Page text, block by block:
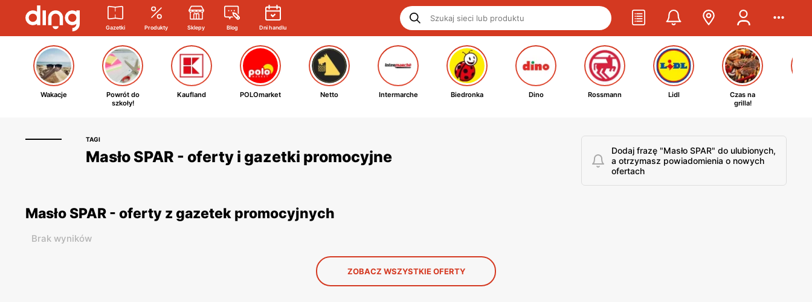
Gazetki Produkty Sklepy Blog Dni handlu
Wakacje
Powrót do
szkoły!
Kaufland POLOmarket Netto Intermarche Biedronka Dino Rossmann Lidl
Czas na
grilla!
TAGI
Masło SPAR - oferty i gazetki promocyjne
Dodaj frazę "Masło SPAR" do ulubionych,
a otrzymasz powiadomienia o nowych
ofertach
Masło SPAR - oferty z gazetek promocyjnych
Brak wyników
ZOBACZ WSZYSTKIE OFERTY